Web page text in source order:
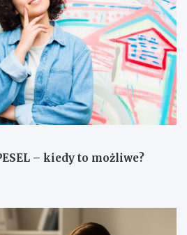
– kiedy to możliwe?